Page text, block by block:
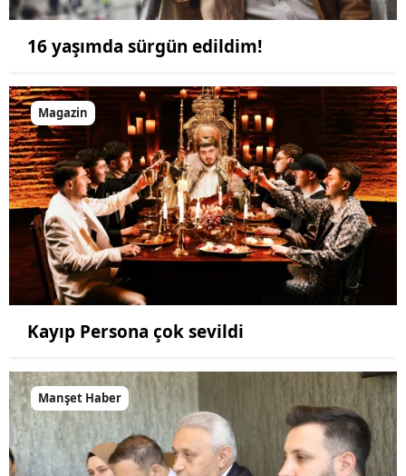
16 yaşımda sürgün edildim!
Magazin
Kayıp Persona çok sevildi
Manşet Haber